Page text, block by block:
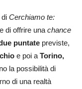
Cerchiamo te:
di offrire una chance
puntate previste,
e poi a Torino,
la possibilità di
di una realtà